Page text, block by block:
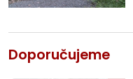
Doporučujeme